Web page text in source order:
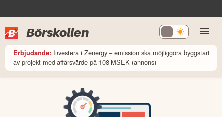
Börskollen
Erbjudande: Investera i Zenergy – emission ska möjliggöra byggstart
av projekt med affärsvärde på 108 MSEK (annons)